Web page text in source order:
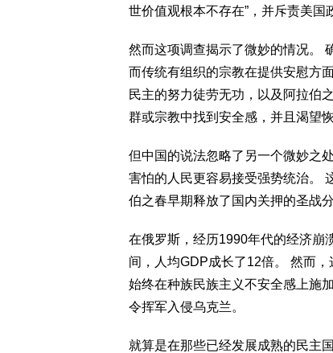
世价值观根本不存在”，并斥责美国
然而这项调查揭示了微妙的情况。
而传统有组织的宗教在提供安慰方
民主的努力徒劳无功，以及阿拉伯
群或宗教中找到安全感，并且渴望
但中国的说法忽略了另一个微妙之
害怕的人民更容易接受强势统治。
伯之春早期释放了国内关押的圣战分
在俄罗斯，经历1990年代的经济崩
间，人均GDP成长了12倍。 然而
始终在种族民族主义不安全感上施
令挥军入侵乌克兰。
就算是在那些已经发展成熟的民主